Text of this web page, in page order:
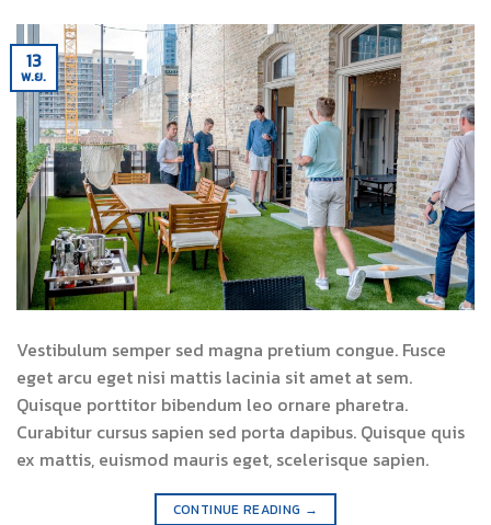
13
พ.ย.
Vestibulum semper sed magna pretium congue. Fusce
eget arcu eget nisi mattis lacinia sit amet at sem.
Quisque porttitor bibendum leo ornare pharetra.
Curabitur cursus sapien sed porta dapibus. Quisque quis
ex mattis, euismod mauris eget, scelerisque sapien.
CONTINUE READING →